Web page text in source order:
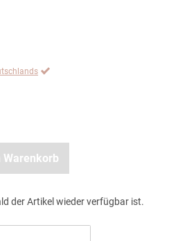
Warenkorb
der Artikel wieder verfügbar ist.